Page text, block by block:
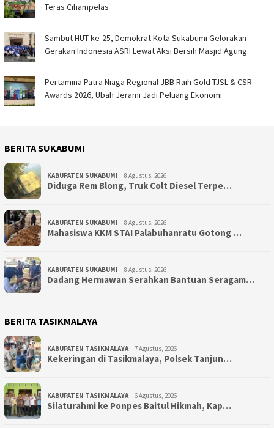
Teras Cihampelas
Sambut HUT ke-25, Demokrat Kota Sukabumi Gelorakan
Gerakan Indonesia ASRI Lewat Aksi Bersih Masjid Agung
Pertamina Patra Niaga Regional JBB Raih Gold TJSL & CSR
Awards 2026, Ubah Jerami Jadi Peluang Ekonomi
BERITA SUKABUMI
KABUPATEN SUKABUMI 8 Agustus, 2026
Diduga Rem Blong, Truk Colt Diesel Terpe…
KABUPATEN SUKABUMI 8 Agustus, 2026
Mahasiswa KKM STAI Palabuhanratu Gotong …
KABUPATEN SUKABUMI 8 Agustus, 2026
Dadang Hermawan Serahkan Bantuan Seragam…
BERITA TASIKMALAYA
KABUPATEN TASIKMALAYA 7 Agustus, 2026
Kekeringan di Tasikmalaya, Polsek Tanjun…
KABUPATEN TASIKMALAYA 6 Agustus, 2026
Silaturahmi ke Ponpes Baitul Hikmah, Kap…